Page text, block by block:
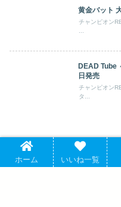
黄金バット
チャンピオンREDコミ
...
DEAD Tube
日発売
チャンピオンREDコミ
タ...
ホーム いいね一覧